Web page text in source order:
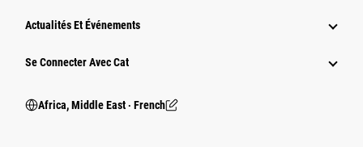
Actualités Et Événements
Se Connecter Avec Cat
Africa, Middle East ‧ French